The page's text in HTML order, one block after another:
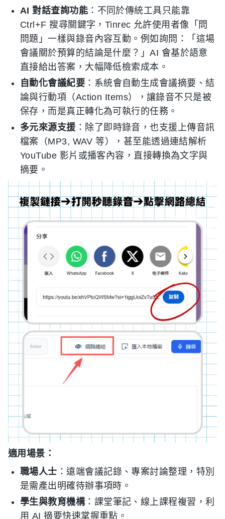
AI 對話查詢功能 ：不同於傳統工具只能靠
Ctrl+F 搜尋關鍵字，Tinrec 允許使用者像「問
問題」一樣與錄音內容互動。例如詢問：「這場
會議關於預算的結論是什麼？」AI 會基於語意
直接給出答案，大幅降低檢索成本。
自動化會議紀要 ：系統會自動生成會議摘要、結
論與行動項（Action Items），讓錄音不只是被
保存，而是真正轉化為可執行的任務。
多元來源支援 ：除了即時錄音，也支援上傳音訊
檔案（MP3, WAV 等），甚至能透過連結解析
YouTube 影片或播客內容，直接轉換為文字與
摘要。
適用場景：
職場人士 ：遠端會議記錄、專案討論整理，特別
是需產出明確待辦事項時。
學生與教育機構：課堂筆記、線上課程複習，利
用 AI 摘要快速掌握重點。